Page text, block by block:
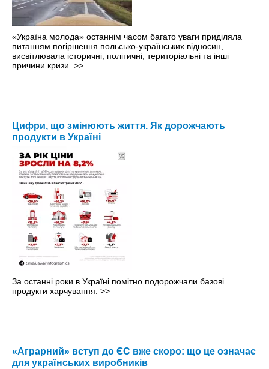
«Україна молода» останнім часом багато уваги приділяла
питанням погіршення польсько-українських відносин,
висвітлювала історичні, політичні, територіальні та інші
причини кризи. >>
Цифри, що змінюють життя. Як дорожчають
продукти в Україні
За останні роки в Україні помітно подорожчали базові
продукти харчування. >>
«Аграрний» вступ до ЄС вже скоро: що це означає
для українських виробників